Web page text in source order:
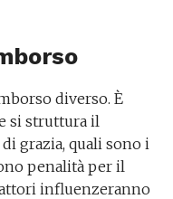
diverso. È
si struttura il
grazia, quali sono i
penalità per il
influenzeranno